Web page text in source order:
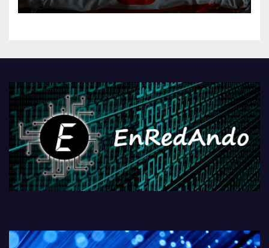
kontrola, Googleri behin
PlayStationeko bideojoko